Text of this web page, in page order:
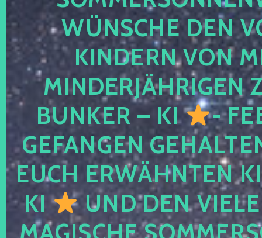
WÜNSCHE DEN
KINDERN VON
MINDERJÄHRIGEN
BUNKER – KI
-
GEFANGEN
EUCH ERWÄHNTEN
KI
UND DEN